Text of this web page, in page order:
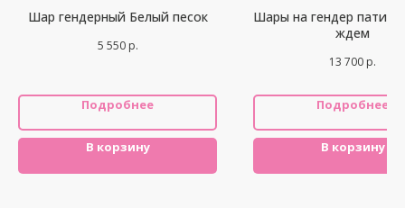
Шар гендерный Белый песок
5 550 р.
Подробнее
В корзину
Шары на гендер пати
ждем
13 700 р.
Подробнее
В корзину